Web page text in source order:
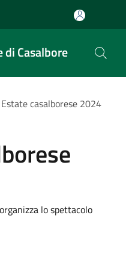
di Casalbore
Estate casalborese 2024
lo spettacolo